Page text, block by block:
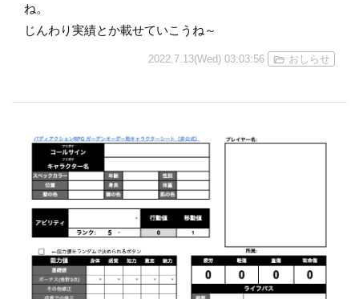
ね。
じんわり実績とか載せていこうね～
2022.7.13(Wed) 03:03:56 おしらせ